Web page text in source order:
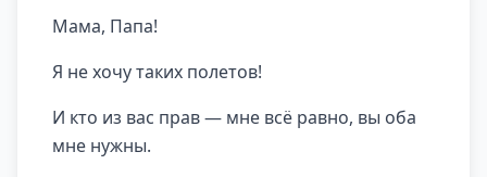
Мама, Папа!
Я не хочу таких полетов!
И кто из вас прав — мне всё равно, вы оба
мне нужны.